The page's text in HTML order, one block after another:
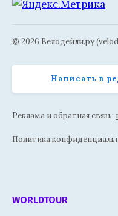
© 2026 Велодейли.ру
Написать в
Реклама и обратная связь:
Политика
WORLDTOUR